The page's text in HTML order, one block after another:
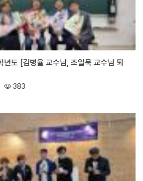
도 [김병율 교수님, 조일묵 교수님 퇴
383